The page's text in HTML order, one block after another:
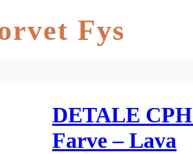
Fys
DETALE
Farve – Lava